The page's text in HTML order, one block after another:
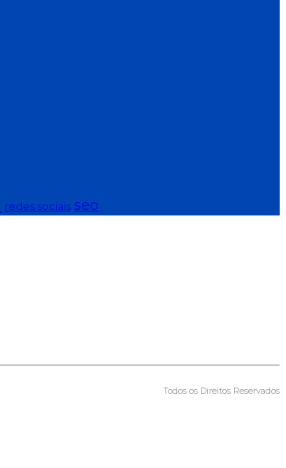
redes sociais seo
Todos os Direitos Reservados